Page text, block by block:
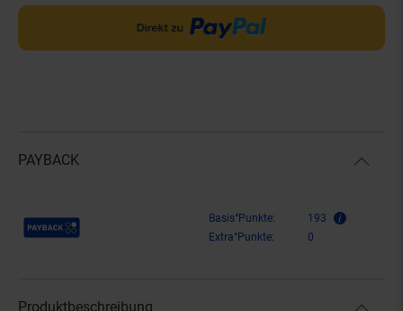
PAYBACK
Payback Punkte Basis°Punkte:
193
Extra°Punkte:
0
Produktbeschreibung